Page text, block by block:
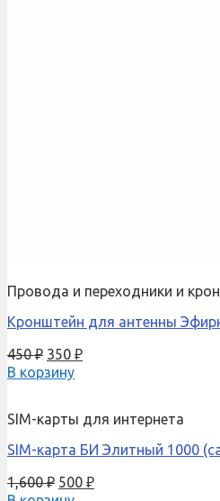
Провода и переходники и
Кронштейн для антенны
450₽ 350 ₽
В корзину
SIM-карты для интернета
SIM-карта БИ Элитный 1000
1,600₽ 500 ₽